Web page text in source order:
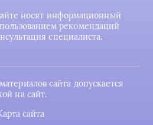
носят информационный
рекомендаций
специалиста.
сайта допускается
на сайт.
сайта